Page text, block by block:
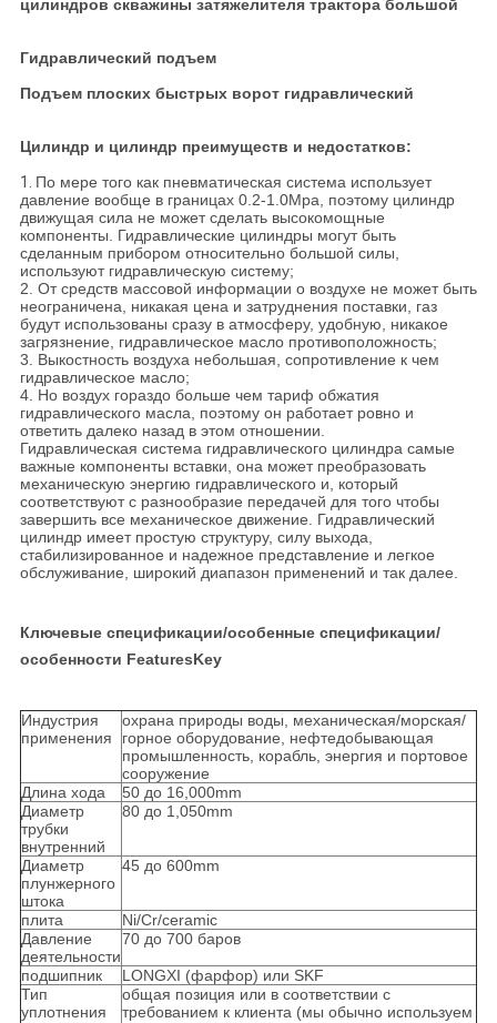
цилиндров скважины затяжелителя трактора большой
Гидравлический подъем
Подъем плоских быстрых ворот гидравлический
Цилиндр и цилиндр преимуществ и недостатков:
1. По мере того как пневматическая система использует
давление вообще в границах 0.2-1.0Mpa, поэтому цилиндр
движущая сила не может сделать высокомощные
компоненты. Гидравлические цилиндры могут быть
сделанным прибором относительно большой силы,
используют гидравлическую систему;
2. От средств массовой информации о воздухе не может быть
неограничена, никакая цена и затруднения поставки, газ
будут использованы сразу в атмосферу, удобную, никакое
загрязнение, гидравлическое масло противоположность;
3. Выкостность воздуха небольшая, сопротивление к чем
гидравлическое масло;
4. Но воздух гораздо больше чем тариф обжатия
гидравлического масла, поэтому он работает ровно и
ответить далеко назад в этом отношении.
Гидравлическая система гидравлического цилиндра самые
важные компоненты вставки, она может преобразовать
механическую энергию гидравлического и, который
соответствуют с разнообразие передачей для того чтобы
завершить все механическое движение. Гидравлический
цилиндр имеет простую структуру, силу выхода,
стабилизированное и надежное представление и легкое
обслуживание, широкий диапазон применений и так далее.
Ключевые спецификации/особенные спецификации/
особенности FeaturesKey
Индустрия
применения
охрана природы воды, механическая/морская/
горное оборудование, нефтедобывающая
промышленность, корабль, энергия и портовое
сооружение
Длина хода
50 до 16,000mm
Диаметр
трубки
внутренний
80 до 1,050mm
Диаметр
плунжерного
штока
45 до 600mm
плита
Ni/Cr/ceramic
Давление
деятельности
70 до 700 баров
подшипник
LONGXI (фарфор) или SKF
Тип
уплотнения
общая позиция или в соответствии с
требованием к клиента (мы обычно используем